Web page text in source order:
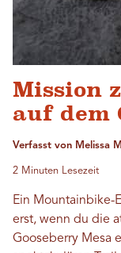
Mission
auf dem
Verfasst von Melissa
2 Minuten Lesezeit
Ein Mountainbike-
erst, wenn du die
Gooseberry Mesa